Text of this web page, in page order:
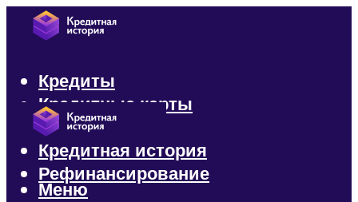
Кредиты
Кредитные карты
Микрозаймы
Кредитная история
Рефинансирование
Меню